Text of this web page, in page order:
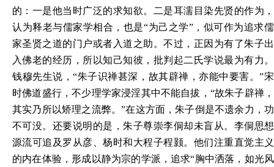
的 ： 一是他当时广泛的求知欲。
二是耳濡目染先贤的作为，
认为释老与儒家学相合，也是“为己之学”，似可作为追求儒
家圣贤之道的门户或者入道之助。不过，正因为有了朱子出
入佛老的经历，所以知己知彼，批判起二氏学说最为有力。
钱穆先生说，“朱子识禅甚深 ，故其辟禅，亦能中要害。”宋
时佛道盛行，不少理学家浸淫其中不能自拔，“故朱子辟禅，
其实乃所以矫理之流弊。”在这方面，朱子倒是不遗余力，功
不可没。还要说明的是，朱子尊崇李侗却未盲从。李侗 思想
源流可追及罗从彦、杨时和大程子程颢。他们注重直觉主义
的内在体验，形成以静为宗的学派，追求“胸中洒落，如光风